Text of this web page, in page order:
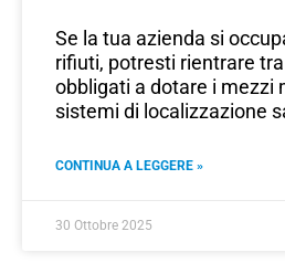
Se la tua azienda si
rifiuti, potresti rientrare
obbligati a dotare i mezzi
sistemi di localizzazione
CONTINUA A LEGGERE »
30 Ottobre 2025